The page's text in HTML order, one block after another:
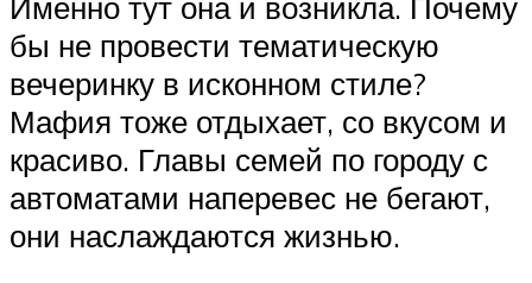
бы не провести тематическую
вечеринку в исконном стиле?
Мафия тоже отдыхает, со вкусом и
красиво. Главы семей по городу с
автоматами наперевес не бегают,
они наслаждаются жизнью.